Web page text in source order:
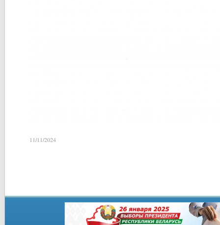
11/11/2024